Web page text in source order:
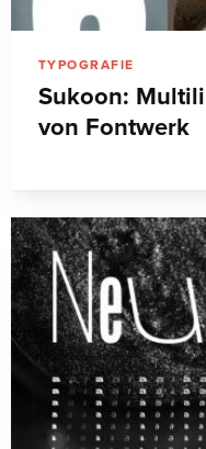
TYPOGRAFIE
Sukoon:
von Fontwerk